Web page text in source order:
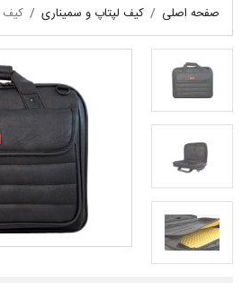
صفحه اصلی کیف لپتاپ و سمیناری کیف